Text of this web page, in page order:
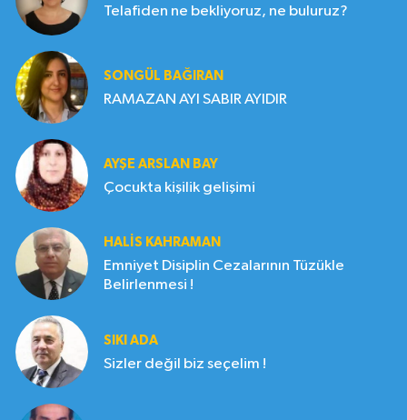
Telafiden ne bekliyoruz, ne buluruz?
SONGÜL BAĞIRAN
RAMAZAN AYI SABIR AYIDIR
AYŞE ARSLAN BAY
Çocukta kişilik gelişimi
HALIS KAHRAMAN
Emniyet Disiplin Cezalarının Tüzükle
Belirlenmesi !
SIKI ADA
Sizler değil biz seçelim !